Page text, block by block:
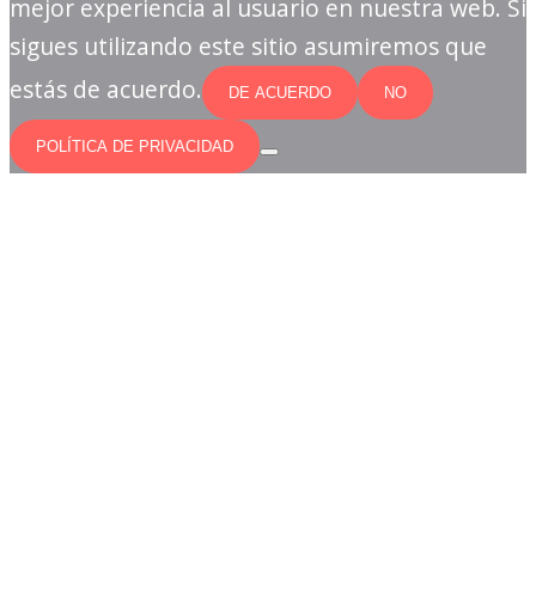
mejor experiencia al usuario en nuestra web. Si
sigues utilizando este sitio asumiremos que
estás de acuerdo.
DE ACUERDO NO
POLÍTICA DE PRIVACIDAD